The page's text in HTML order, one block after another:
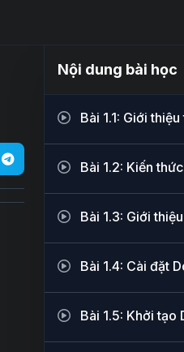
Nội dung bài học
Bài 1.1: Giới
Bài 1.2: Kiến
Bài 1.3: Giới
Bài 1.4: Cài đặt
Bài 1.5: Khởi tạo